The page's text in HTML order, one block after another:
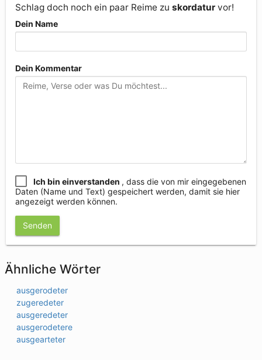
Schlag doch noch ein paar Reime zu skordatur vor!
Dein Name
Dein Kommentar
Ich bin einverstanden , dass die von mir eingegebenen
Daten (Name und Text) gespeichert werden, damit sie hier
angezeigt werden können.
Senden
Ähnliche Wörter
ausgerodeter
zugeredeter
ausgeredeter
ausgerodetere
ausgearteter